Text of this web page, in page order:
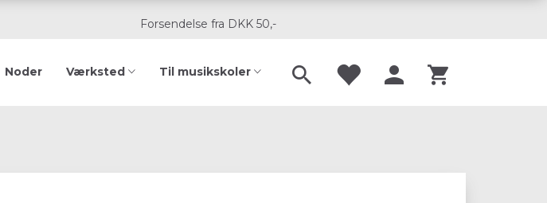
Forsendelse fra DKK 50,-
Noder Værksted Til musikskoler